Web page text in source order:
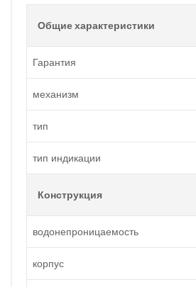
Общие характеристики
Гарантия
механизм
тип
тип индикации
Конструкция
водонепроницаемость
корпус